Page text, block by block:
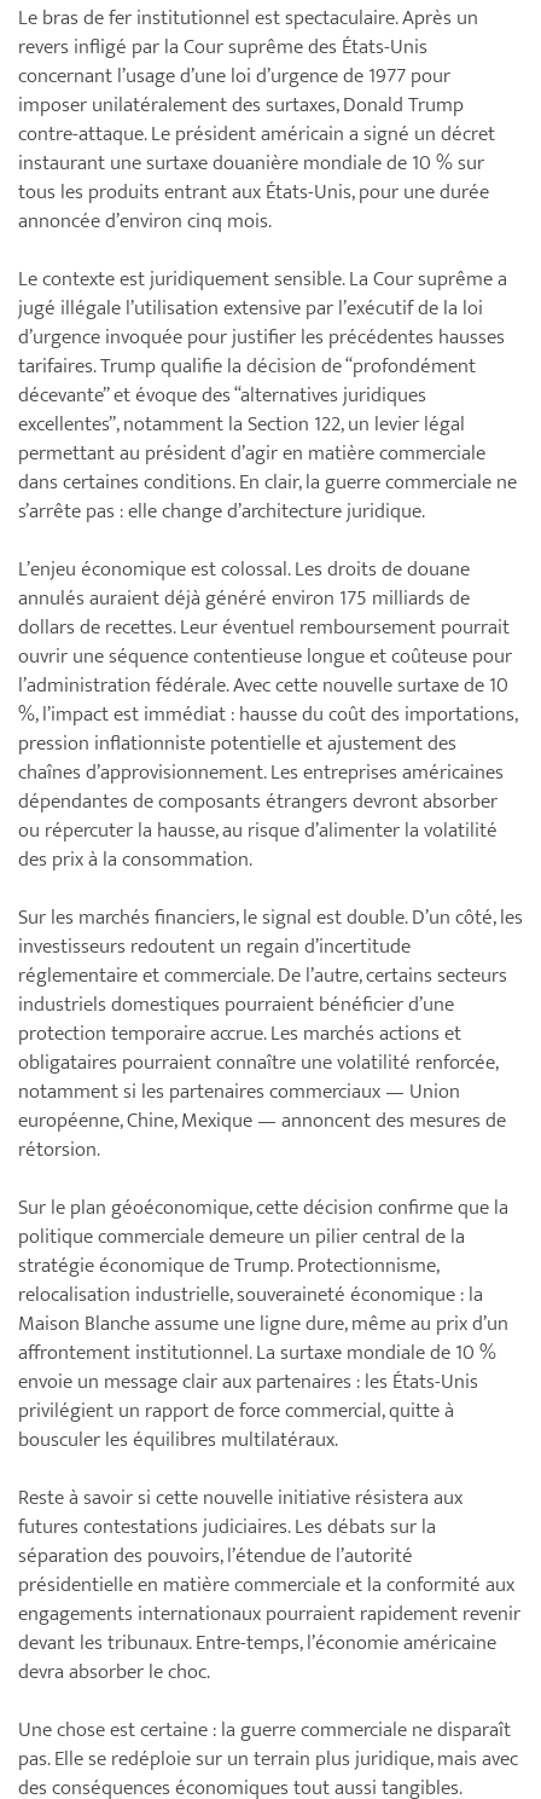
Le bras de fer institutionnel est spectaculaire. Après un
revers infligé par la Cour suprême des États-Unis
concernant l’usage d’une loi d’urgence de 1977 pour
imposer unilatéralement des surtaxes, Donald Trump
contre-attaque. Le président américain a signé un décret
instaurant une surtaxe douanière mondiale de 10 % sur
tous les produits entrant aux États-Unis, pour une durée
annoncée d’environ cinq mois.
Le contexte est juridiquement sensible. La Cour suprême a
jugé illégale l’utilisation extensive par l’exécutif de la loi
d’urgence invoquée pour justifier les précédentes hausses
tarifaires. Trump qualifie la décision de “profondément
décevante” et évoque des “alternatives juridiques
excellentes”, notamment la Section 122, un levier légal
permettant au président d’agir en matière commerciale
dans certaines conditions. En clair, la guerre commerciale ne
s’arrête pas : elle change d’architecture juridique.
L’enjeu économique est colossal. Les droits de douane
annulés auraient déjà généré environ 175 milliards de
dollars de recettes. Leur éventuel remboursement pourrait
ouvrir une séquence contentieuse longue et coûteuse pour
l’administration fédérale. Avec cette nouvelle surtaxe de 10
%, l’impact est immédiat : hausse du coût des importations,
pression inflationniste potentielle et ajustement des
chaînes d’approvisionnement. Les entreprises américaines
dépendantes de composants étrangers devront absorber
ou répercuter la hausse, au risque d’alimenter la volatilité
des prix à la consommation.
Sur les marchés financiers, le signal est double. D’un côté, les
investisseurs redoutent un regain d’incertitude
réglementaire et commerciale. De l’autre, certains secteurs
industriels domestiques pourraient bénéficier d’une
protection temporaire accrue. Les marchés actions et
obligataires pourraient connaître une volatilité renforcée,
notamment si les partenaires commerciaux — Union
européenne, Chine, Mexique — annoncent des mesures de
rétorsion.
Sur le plan géoéconomique, cette décision confirme que la
politique commerciale demeure un pilier central de la
stratégie économique de Trump. Protectionnisme,
relocalisation industrielle, souveraineté économique : la
Maison Blanche assume une ligne dure, même au prix d’un
affrontement institutionnel. La surtaxe mondiale de 10 %
envoie un message clair aux partenaires : les États-Unis
privilégient un rapport de force commercial, quitte à
bousculer les équilibres multilatéraux.
Reste à savoir si cette nouvelle initiative résistera aux
futures contestations judiciaires. Les débats sur la
séparation des pouvoirs, l’étendue de l’autorité
présidentielle en matière commerciale et la conformité aux
engagements internationaux pourraient rapidement revenir
devant les tribunaux. Entre-temps, l’économie américaine
devra absorber le choc.
Une chose est certaine : la guerre commerciale ne disparaît
pas. Elle se redéploie sur un terrain plus juridique, mais avec
des conséquences économiques tout aussi tangibles.